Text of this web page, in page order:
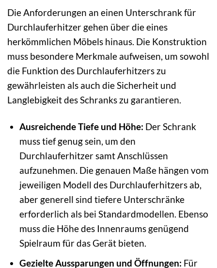
Die Anforderungen an einen Unterschrank für
Durchlauferhitzer gehen über die eines
herkömmlichen Möbels hinaus. Die Konstruktion
muss besondere Merkmale aufweisen, um sowohl
die Funktion des Durchlauferhitzers zu
gewährleisten als auch die Sicherheit und
Langlebigkeit des Schranks zu garantieren.
Ausreichende Tiefe und Höhe: Der Schrank
muss tief genug sein, um den
Durchlauferhitzer samt Anschlüssen
aufzunehmen. Die genauen Maße hängen vom
jeweiligen Modell des Durchlauferhitzers ab,
aber generell sind tiefere Unterschränke
erforderlich als bei Standardmodellen. Ebenso
muss die Höhe des Innenraums genügend
Spielraum für das Gerät bieten.
Gezielte Aussparungen und Öffnungen: Für